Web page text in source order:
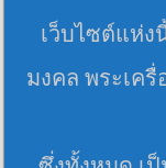
เว็บไซต์แห่ง
มงคล พระเครื่